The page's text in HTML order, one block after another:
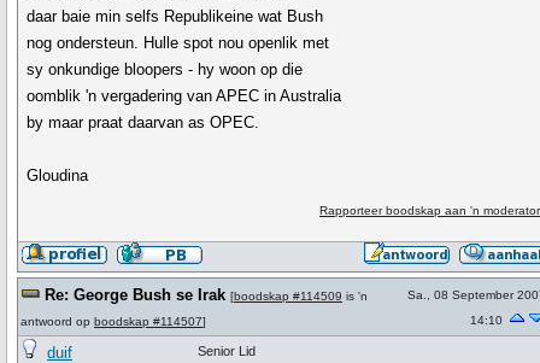
daar baie min selfs Republikeine wat Bush
nog ondersteun. Hulle spot nou openlik met
sy onkundige bloopers - hy woon op die
oomblik 'n vergadering van APEC in Australia
by maar praat daarvan as OPEC.
Gloudina
Rapporteer boodskap aan 'n moderator
Re: George Bush se Irak [boodskap #114509 is 'n
antwoord op boodskap #114507]
Sa., 08 September
14:10
duif Senior Lid